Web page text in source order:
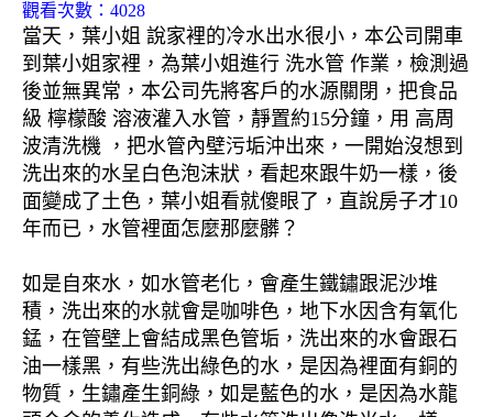
觀看次數：4028
當天，葉小姐 說家裡的冷水出水很小，本公司開車
到葉小姐家裡，為葉小姐進行 洗水管 作業，檢測過
後並無異常，本公司先將客戶的水源關閉，把食品
級 檸檬酸 溶液灌入水管，靜置約15分鐘，用 高周
波清洗機 ，把水管內壁污垢沖出來，一開始沒想到
洗出來的水呈白色泡沫狀，看起來跟牛奶一樣，後
面變成了土色，葉小姐看就傻眼了，直說房子才10
年而已，水管裡面怎麼那麼髒？
如是自來水，如水管老化，會產生鐵鏽跟泥沙堆
積，洗出來的水就會是咖啡色，地下水因含有氧化
錳，在管壁上會結成黑色管垢，洗出來的水會跟石
油一樣黑，有些洗出綠色的水，是因為裡面有銅的
物質，生鏽產生銅綠，如是藍色的水，是因為水龍